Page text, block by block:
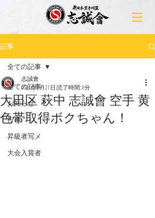
記事
全ての記事
お知らせ
行事
昇級者写メ
大会入賞者
全ての記事
大田区 萩中 志誠會 空手 黄
色帯取得ボクちゃん！
志誠會
2021年1月21日 読了時間: 0分